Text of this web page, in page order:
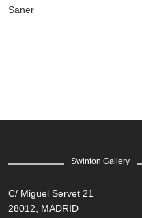
Saner
Swinton Gallery
C/ Miguel Servet 21
28012, MADRID